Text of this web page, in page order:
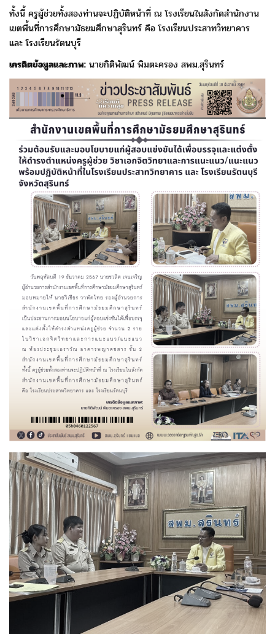
ทั้งนี้ ครูผู้ช่วยทั้งสองท่านจะปฏิบัติหน้าที่ ณ โรงเรียนในสังกัดสำนักงาน
เขตพื้นที่การศึกษามัธยมศึกษาสุรินทร์คือ โรงเรียนประสาทวิทยาคาร
และ โรงเรียนรัตนบุรี
เครดิตข้อมูลและภาพ: นายกิติพัฒน์ พิมตะครอง สพม.สุรินทร์